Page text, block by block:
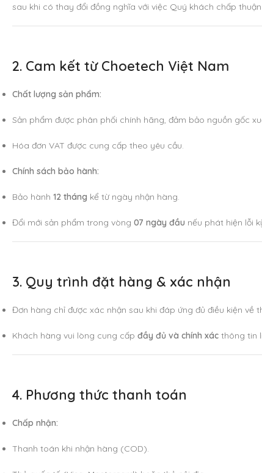
sau khi có thay đổi đồng nghĩa với việc Quý khách chấp
2. Cam kết từ Choetech Việt Nam
Chất lượng sản phẩm:
Sản phẩm được phân phối chính hãng, đảm bảo nguồn gốc
Hóa đơn VAT được cung cấp theo yêu cầu.
Chính sách bảo hành:
Bảo hành 12 tháng kể từ ngày nhận hàng.
Đổi mới sản phẩm trong vòng 07 ngày đầu nếu phát hiện lỗi
3. Quy trình đặt hàng & xác nhận
Đơn hàng chỉ được xác nhận sau khi đáp ứng đủ điều kiện
Khách hàng vui lòng cung cấp đầy đủ và chính xác thông tin
4. Phương thức thanh toán
Chấp nhận:
Thanh toán khi nhận hàng (COD).